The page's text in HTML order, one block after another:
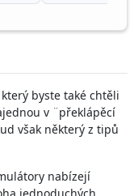
byste také chtěli
v ¨překlápěcí
však některý z tipů
nabízejí
jednoduchých